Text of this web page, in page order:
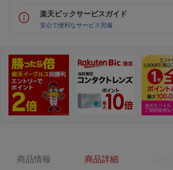
楽天ビックサービスガイド
安心で便利なサービス完備
商品情報 商品詳細